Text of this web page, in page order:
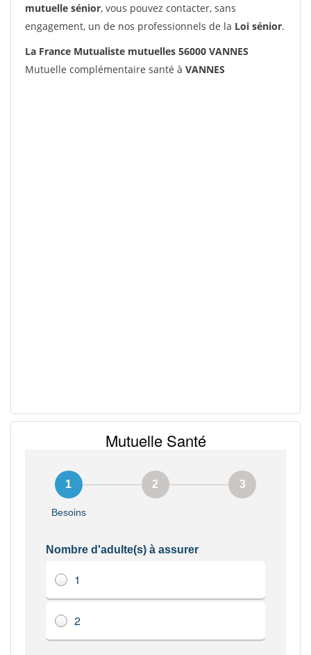
mutuelle sénior, vous pouvez contacter, sans
engagement, un de nos professionnels de la Loi sénior.
La France Mutualiste mutuelles 56000 VANNES
Mutuelle complémentaire santé à VANNES